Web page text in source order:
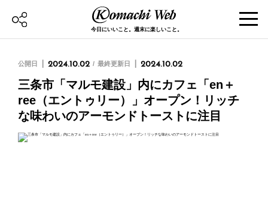
今日にいいこと。週末に楽しいこと。
公開日 2024.10.02 最終更新日 2024.10.02
三条市「マルモ建設」内にカフェ「en＋
ree（エントゥリー）」オープン！リッチ
な味わいのアーモンドトーストに注目